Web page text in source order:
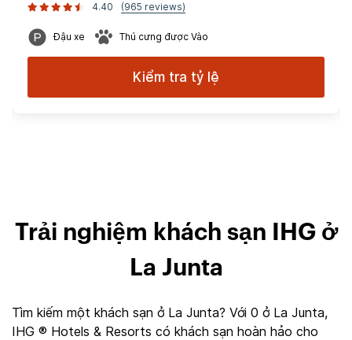
4.40
(965 reviews)
Đậu xe Thú cưng được Vào
Kiểm tra tỷ lệ
Trải nghiệm khách sạn IHG ở
La Junta
Tìm kiếm một khách sạn ở La Junta? Với 0 ở La Junta,
IHG ® Hotels & Resorts có khách sạn hoàn hảo cho